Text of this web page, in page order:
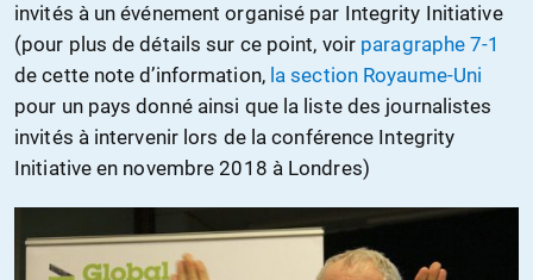
invités à un événement organisé par Integrity Initiative
(pour plus de détails sur ce point, voir paragraphe 7-1
de cette note d’information, la section Royaume-Uni
pour un pays donné ainsi que la liste des journalistes
invités à intervenir lors de la conférence Integrity
Initiative en novembre 2018 à Londres)